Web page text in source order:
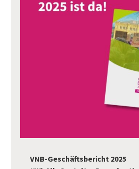
VNB-Geschäftsbericht 2025